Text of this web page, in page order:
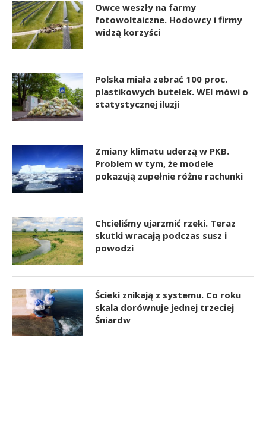
Owce weszły na farmy
fotowoltaiczne. Hodowcy i firmy
widzą korzyści
Polska miała zebrać 100 proc.
plastikowych butelek. WEI mówi o
statystycznej iluzji
Zmiany klimatu uderzą w PKB.
Problem w tym, że modele
pokazują zupełnie różne rachunki
Chcieliśmy ujarzmić rzeki. Teraz
skutki wracają podczas susz i
powodzi
Ścieki znikają z systemu. Co roku
skala dorównuje jednej trzeciej
Śniardw